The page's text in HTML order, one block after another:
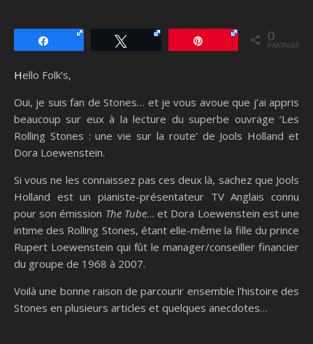
0
PARTAGES
Hello Folk’s,
Oui, je suis fan de Stones… et je vous avoue que j’ai appris
beaucoup sur eux à la lecture du superbe ouvrage ‘Les
Rolling Stones : une vie sur la route’ de Jools Holland et
Dora Loewenstein.
Si vous ne les connaissez pas ces deux là, sachez que Jools
Holland est un pianiste-présentateur TV Anglais connu
pour son émission The Tube… et Dora Loewenstein est une
intime des Rolling Stones, étant elle-même la fille du prince
Rupert Loewenstein qui fût le manager/conseiller financier
du groupe de 1968 à 2007.
Voilà une bonne raison de parcourir ensemble l’histoire des
Stones en plusieurs articles et quelques anecdotes…